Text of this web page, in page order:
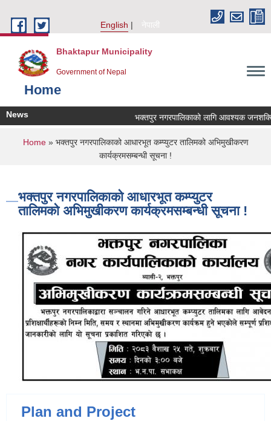
English
नेपाली
Bhaktapur Municipality
Government of Nepal
Home
News भक्तपुर नगरपालिकाको लागि आवश्यक जनशक्ति
You are here
Home» भक्तपुर नगरपालिकाको आधारभूत कम्प्युटर तालिमको अभिमुखीकरण
कार्यक्रमसम्बन्धी सूचना !
भक्तपुर नगरपालिकाको आधारभूत कम्प्युटर
तालिमको अभिमुखीकरण कार्यक्रमसम्बन्धी सूचना !
Plan and Project